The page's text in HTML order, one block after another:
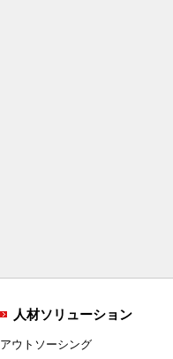
人材ソリューション
アウトソーシング